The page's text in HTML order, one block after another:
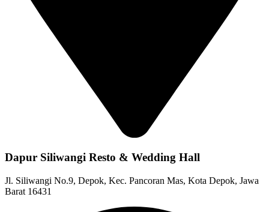
Dapur Siliwangi Resto & Wedding Hall
Jl. Siliwangi No.9, Depok, Kec. Pancoran Mas, Kota Depok, Jawa
Barat 16431